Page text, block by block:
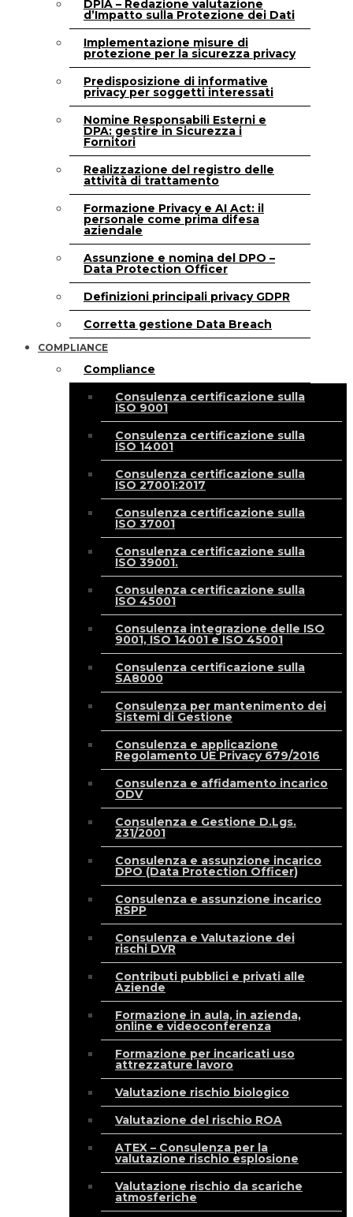
DPIA – Redazione valutazione
d’Impatto sulla Protezione dei Dati
Implementazione misure di
protezione per la sicurezza privacy
Predisposizione di informative
privacy per soggetti interessati
Nomine Responsabili Esterni e
DPA: gestire in Sicurezza i
Fornitori
Realizzazione del registro delle
attività di trattamento
Formazione Privacy e AI Act: il
personale come prima difesa
aziendale
Assunzione e nomina del DPO –
Data Protection Officer
Definizioni principali privacy GDPR
Corretta gestione Data Breach
COMPLIANCE
Compliance
Consulenza certificazione sulla
ISO 9001
Consulenza certificazione sulla
ISO 14001
Consulenza certificazione sulla
ISO 27001:2017
Consulenza certificazione sulla
ISO 37001
Consulenza certificazione sulla
ISO 39001.
Consulenza certificazione sulla
ISO 45001
Consulenza integrazione delle ISO
9001, ISO 14001 e ISO 45001
Consulenza certificazione sulla
SA8000
Consulenza per mantenimento dei
Sistemi di Gestione
Consulenza e applicazione
Regolamento UE Privacy 679/2016
Consulenza e affidamento incarico
ODV
Consulenza e Gestione D.Lgs.
231/2001
Consulenza e assunzione incarico
DPO (Data Protection Officer)
Consulenza e assunzione incarico
RSPP
Consulenza e Valutazione dei
rischi DVR
Contributi pubblici e privati alle
Aziende
Formazione in aula, in azienda,
online e videoconferenza
Formazione per incaricati uso
attrezzature lavoro
Valutazione rischio biologico
Valutazione del rischio ROA
ATEX – Consulenza per la
valutazione rischio esplosione
Valutazione rischio da scariche
atmosferiche